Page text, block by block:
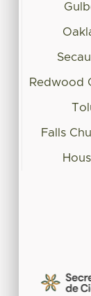
Redwood
Falls